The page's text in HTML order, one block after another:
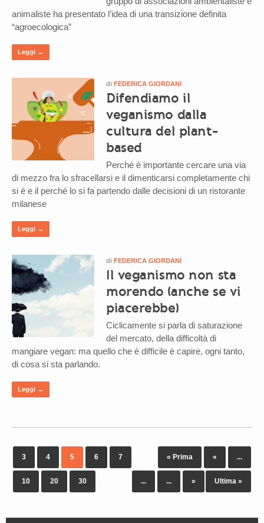
animaliste ha presentato l’idea di una transizione definita
“agroecologica”
Leggi →
di FEDERICA GIORDANI
Difendiamo il
veganismo dalla
cultura del plant-
based
Perché è importante cercare una via
di mezzo fra lo sfracellarsi e il dimenticarsi completamente chi
si è e il perché lo si fa partendo dalle decisioni di un ristorante
milanese
Leggi →
di FEDERICA GIORDANI
Il veganismo non sta
morendo (anche se vi
piacerebbe)
Ciclicamente si parla di saturazione
del mercato, della difficoltà di
mangiare vegan: ma quello che è difficile è capire, ogni tanto,
di cosa si sta parlando.
Leggi →
« Prima « ...
3 4 5 6 7
...
10 20 30 ... » Ultima »